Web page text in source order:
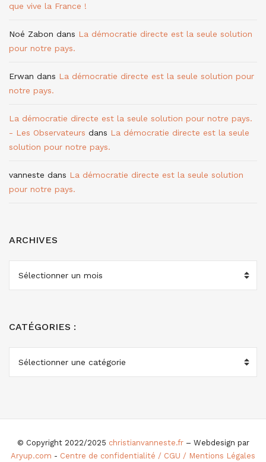
que vive la France !
Noé Zabon dans La démocratie directe est la seule solution
pour notre pays.
Erwan dans La démocratie directe est la seule solution pour
notre pays.
La démocratie directe est la seule solution pour notre pays.
- Les Observateurs dans La démocratie directe est la seule
solution pour notre pays.
vanneste dans La démocratie directe est la seule solution
pour notre pays.
ARCHIVES
ARCHIVES
CATÉGORIES :
CATÉGORIES
© Copyright 2022/2025 christianvanneste.fr– Webdesign par
Aryup.com - Centre de confidentialité / CGU / Mentions Légales